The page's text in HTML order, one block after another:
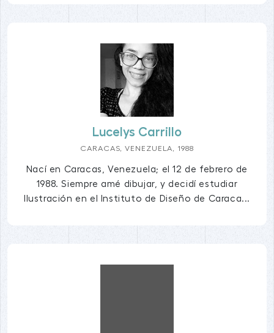
Lucelys Carrillo
CARACAS, VENEZUELA, 1988
Nací en Caracas, Venezuela; el 12 de febrero de
1988. Siempre amé dibujar, y decidí estudiar
Ilustración en el Instituto de Diseño de Caraca...